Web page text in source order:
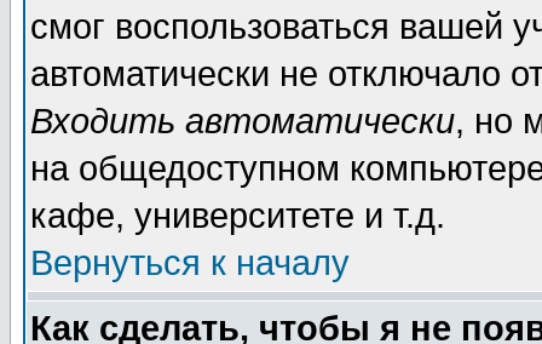
смог воспользоваться вашей
автоматически не отключало
Входить автоматически, но
на общедоступном
кафе, университете и т.д.
Вернуться к началу
Как сделать, чтобы я не